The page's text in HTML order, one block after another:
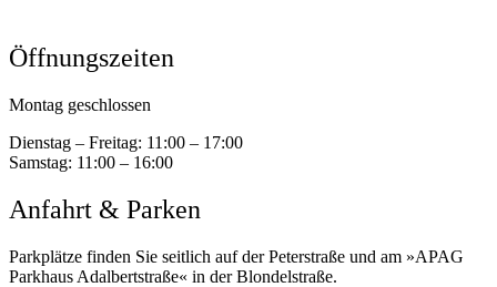
Öffnungszeiten
Montag geschlossen
Dienstag – Freitag: 11:00 – 17:00
Samstag: 11:00 – 16:00
Anfahrt & Parken
Parkplätze finden Sie seitlich auf der Peterstraße und am »APAG
Parkhaus Adalbertstraße« in der Blondelstraße.